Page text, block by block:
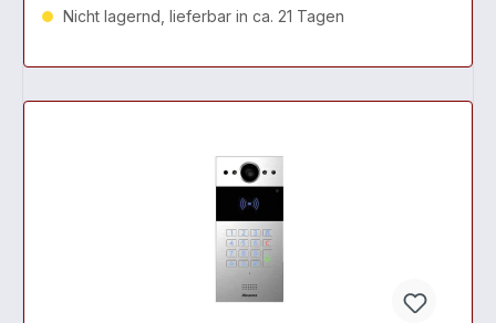
Nicht lagernd, lieferbar in ca. 21 Tagen